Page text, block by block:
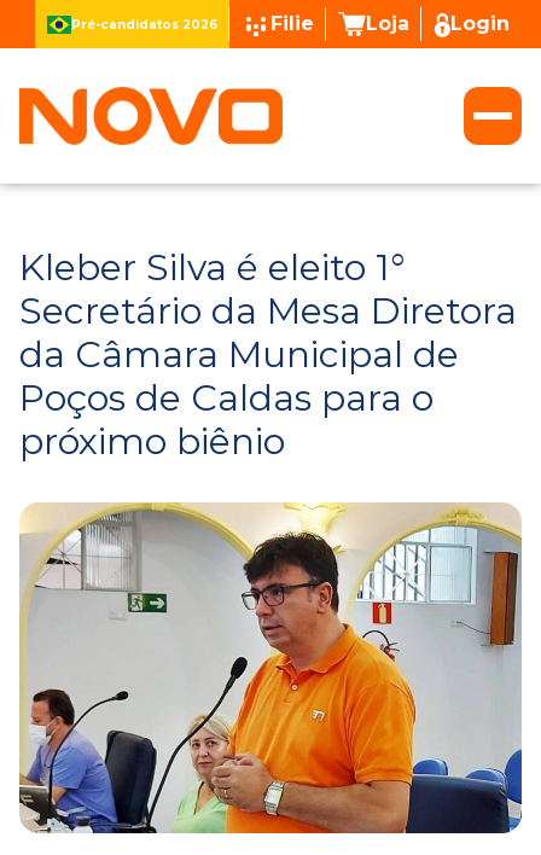
Pré-candidatos 2026 Filie Loja Login
Kleber Silva é eleito 1°
Secretário da Mesa Diretora
da Câmara Municipal de
Poços de Caldas para o
próximo biênio